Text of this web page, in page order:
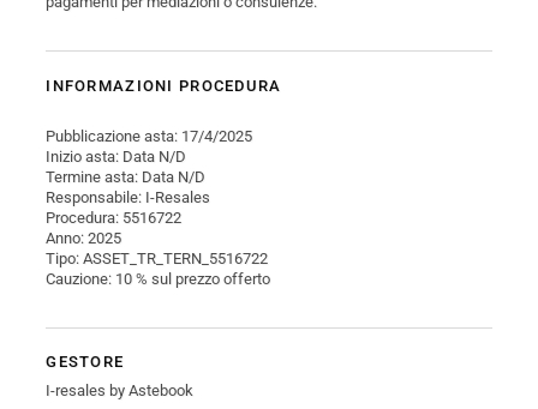
INFORMAZIONI PROCEDURA
Pubblicazione asta: 17/4/2025
Inizio asta: Data N/D
Termine asta: Data N/D
Responsabile: I-Resales
Procedura: 5516722
Anno: 2025
Tipo: ASSET_TR_TERN_5516722
Cauzione: 10 % sul prezzo offerto
GESTORE
I-resales by Astebook